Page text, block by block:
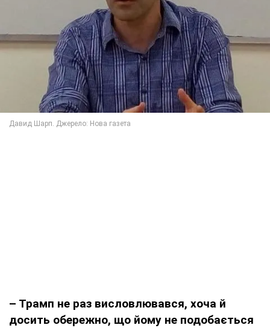
– Трамп не раз висловлювався, хоча й
досить обережно, що йому не подобається